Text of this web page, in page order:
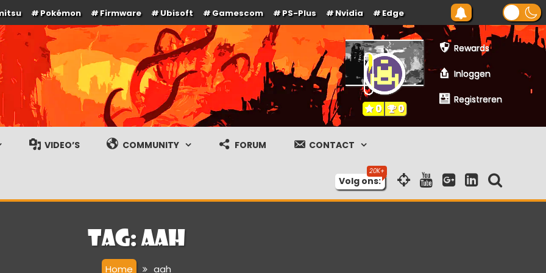
Pokémon Firmware Ubisoft Gamescom PS-Plus Nvidia Edge
gameplay streams
Rewards
Inloggen
Registreren
0 0
VIDEO’S COMMUNITY FORUM CONTACT
Volg ons:
Tag: aah
Home aah